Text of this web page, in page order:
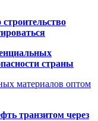
страны
материалов оптом
транзитом через